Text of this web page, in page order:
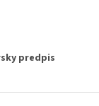
predpis